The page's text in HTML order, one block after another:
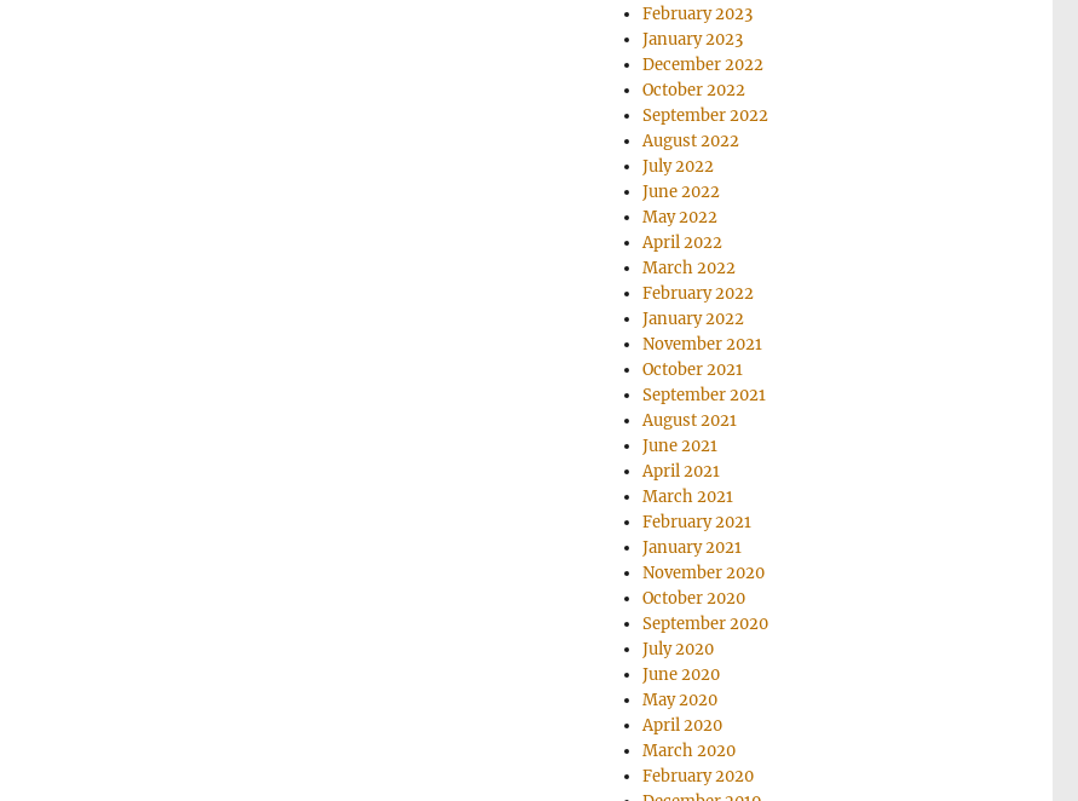
February 2023
January 2023
December 2022
October 2022
September 2022
August 2022
July 2022
June 2022
May 2022
April 2022
March 2022
February 2022
January 2022
November 2021
October 2021
September 2021
August 2021
June 2021
April 2021
March 2021
February 2021
January 2021
November 2020
October 2020
September 2020
July 2020
June 2020
May 2020
April 2020
March 2020
February 2020